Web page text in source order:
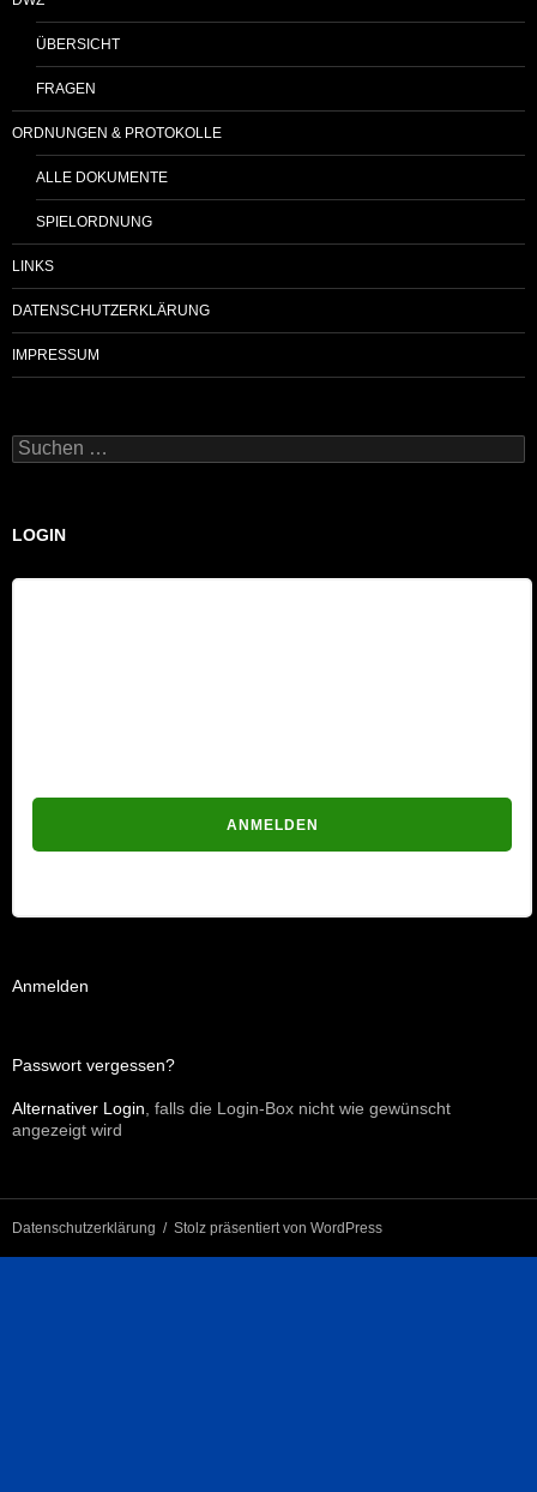
ÜBERSICHT
FRAGEN
ORDNUNGEN & PROTOKOLLE
ALLE DOKUMENTE
SPIELORDNUNG
LINKS
DATENSCHUTZERKLÄRUNG
IMPRESSUM
Suchen
nach:
LOGIN
Anmelden
Passwort vergessen?
Alternativer Login , falls die Login-Box nicht wie gewünscht
angezeigt wird
Datenschutzerklärung Stolz präsentiert von WordPress